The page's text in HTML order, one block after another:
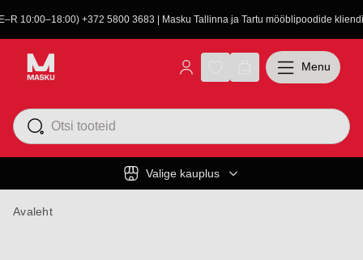
10:00–18:00) +372 5800 3683 | Masku Tallinna ja Tartu mööblipoodide
Valige kauplus
Menu
Avaleht